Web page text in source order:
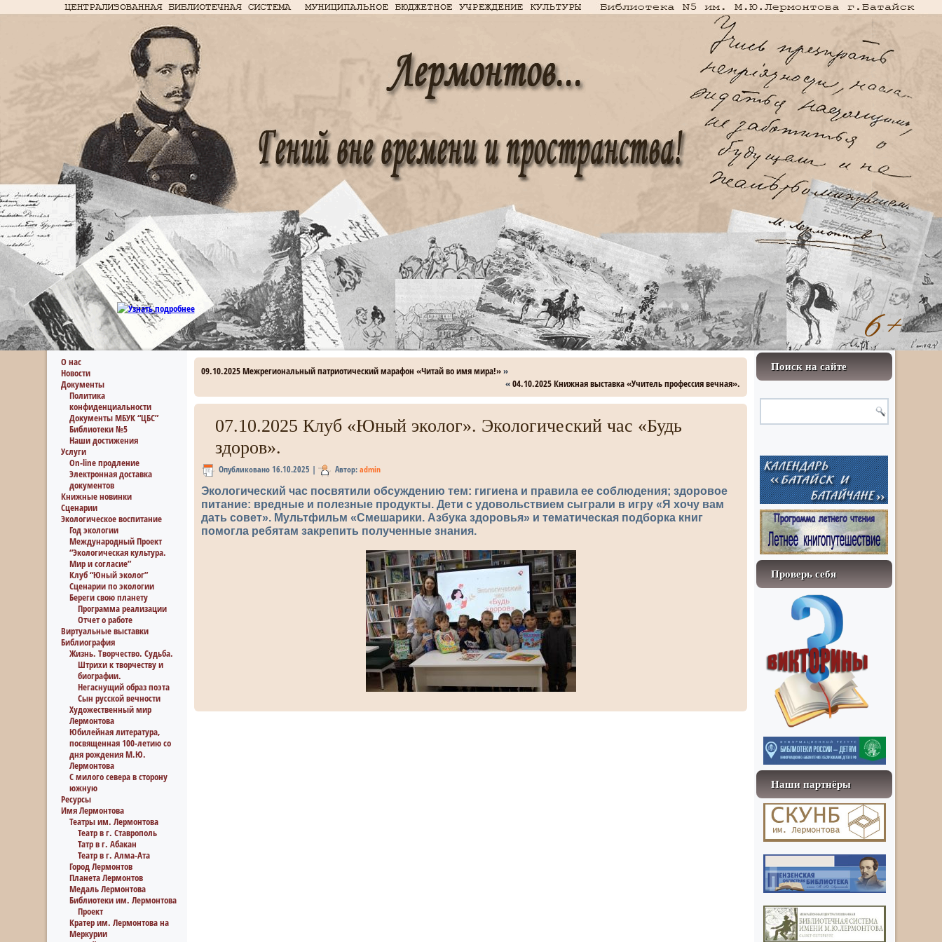
О нас
Новости
Документы
Политика
конфиденциальности
Документы МБУК “ЦБС”
Библиотеки №5
Наши достижения
Услуги
On-line продление
Электронная доставка
документов
Книжные новинки
Сценарии
Экологическое воспитание
Год экологии
Международный Проект
“Экологическая культура.
Мир и согласие”
Клуб “Юный эколог”
Сценарии по экологии
Береги свою планету
Программа реализации
Отчет о работе
Виртуальные выставки
Библиография
Жизнь. Творчество. Судьба.
Штрихи к творчеству и
биографии.
Негаснущий образ поэта
Сын русской вечности
Художественный мир
Лермонтова
Юбилейная литература,
посвященная 100-летию со
дня рождения М.Ю.
Лермонтова
С милого севера в сторону
южную
Ресурсы
Имя Лермонтова
Театры им. Лермонтова
Театр в г. Ставрополь
Татр в г. Абакан
Театр в г. Алма-Ата
Город Лермонтов
Планета Лермонтов
Медаль Лермонтова
Библиотеки им. Лермонтова
Проект
Кратер им. Лермонтова на
Меркурии
09.10.2025 Межрегиональный патриотический марафон «Читай во имя мира!»»
«04.10.2025 Книжная выставка «Учитель профессия вечная».
07.10.2025 Клуб «Юный эколог». Экологический час «Будь
здоров».
Опубликовано16.10.2025 | Автор:admin
Экологический час посвятили обсуждению тем: гигиена и правила ее соблюдения; здоровое
питание: вредные и полезные продукты. Дети с удовольствием сыграли в игру «Я хочу вам
дать совет». Мультфильм «Смешарики. Азбука здоровья» и тематическая подборка книг
помогла ребятам закрепить полученные знания.
Поиск на сайте
Проверь себя
Наши партнёры